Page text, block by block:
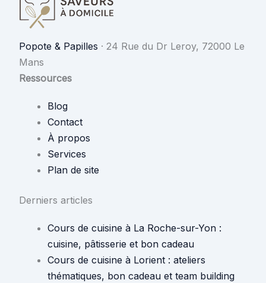
Popote & Papilles · 24 Rue du Dr Leroy, 72000 Le
Mans
Ressources
Blog
Contact
À propos
Services
Plan de site
Derniers articles
Cours de cuisine à La Roche-sur-Yon :
cuisine, pâtisserie et bon cadeau
Cours de cuisine à Lorient : ateliers
thématiques, bon cadeau et team building